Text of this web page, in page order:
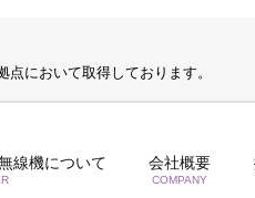
において取得しております。
線機について 会社概要
COMPANY